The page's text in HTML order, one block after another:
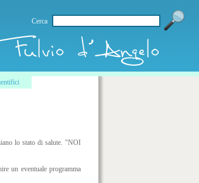
Cerca
lo stato di salute. "NOI
un eventuale programma